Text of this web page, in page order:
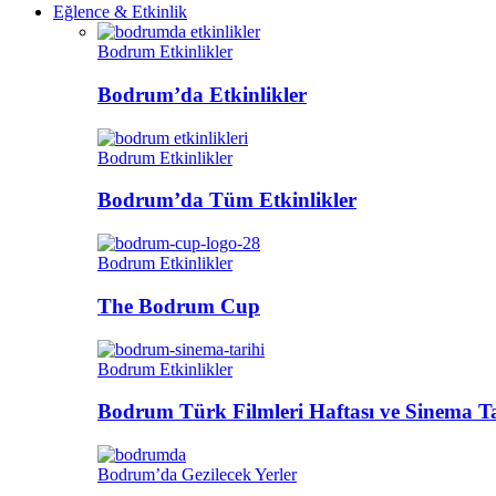
Eğlence & Etkinlik
Bodrum Etkinlikler
Bodrum’da Etkinlikler
Bodrum Etkinlikler
Bodrum’da Tüm Etkinlikler
Bodrum Etkinlikler
The Bodrum Cup
Bodrum Etkinlikler
Bodrum Türk Filmleri Haftası ve Sinema
Bodrum’da Gezilecek Yerler